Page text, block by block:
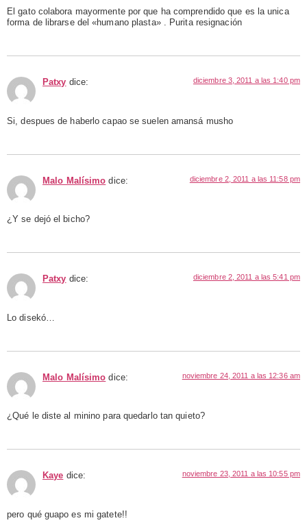
El gato colabora mayormente por que ha comprendido que es la unica
forma de librarse del «humano plasta» . Purita resignación
Patxy dice: diciembre 3, 2011 a las 1:40 pm
Si, despues de haberlo capao se suelen amansá musho
Malo Malísimo dice: diciembre 2, 2011 a las 11:58 pm
¿Y se dejó el bicho?
Patxy dice: diciembre 2, 2011 a las 5:41 pm
Lo disekó…
Malo Malísimo dice: noviembre 24, 2011 a las 12:36 am
¿Qué le diste al minino para quedarlo tan quieto?
Kaye dice: noviembre 23, 2011 a las 10:55 pm
pero qué guapo es mi gatete!!